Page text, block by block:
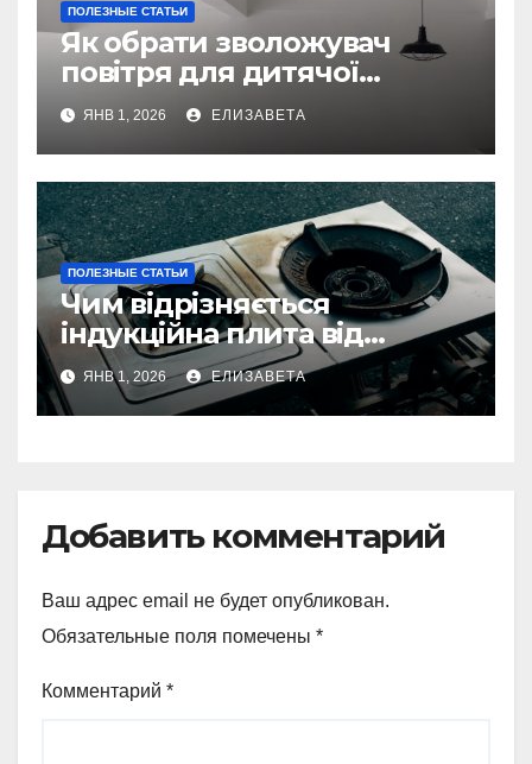
ПОЛЕЗНЫЕ СТАТЬИ
Як обрати зволожувач
повітря для дитячої
кімнати
ЯНВ 1, 2026 ЕЛИЗАВЕТА
ПОЛЕЗНЫЕ СТАТЬИ
Чим відрізняється
індукційна плита від
електричної: переваги та
недоліки
ЯНВ 1, 2026 ЕЛИЗАВЕТА
Добавить комментарий
Ваш адрес email не будет опубликован.
Обязательные поля помечены *
Комментарий *